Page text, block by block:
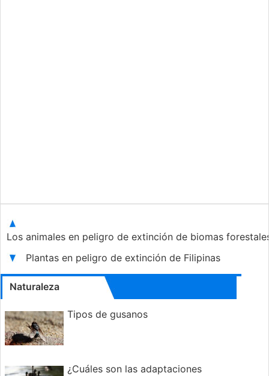
Los animales en peligro de extinción de biomas
Plantas en peligro de extinción de Filipinas
Naturaleza
Tipos de gusanos
¿Cuáles son las adaptaciones